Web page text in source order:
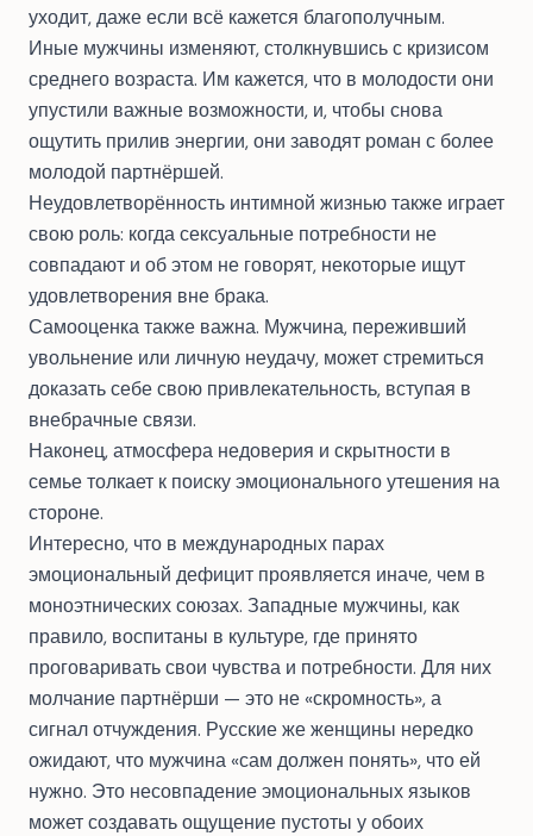
уходит, даже если всё кажется благополучным.
Иные мужчины изменяют, столкнувшись с кризисом
среднего возраста. Им кажется, что в молодости они
упустили важные возможности, и, чтобы снова
ощутить прилив энергии, они заводят роман с более
молодой партнёршей.
Неудовлетворённость интимной жизнью также играет
свою роль: когда сексуальные потребности не
совпадают и об этом не говорят, некоторые ищут
удовлетворения вне брака.
Самооценка также важна. Мужчина, переживший
увольнение или личную неудачу, может стремиться
доказать себе свою привлекательность, вступая в
внебрачные связи.
Наконец, атмосфера недоверия и скрытности в
семье толкает к поиску эмоционального утешения на
стороне.
Интересно, что в международных парах
эмоциональный дефицит проявляется иначе, чем в
моноэтнических союзах. Западные мужчины, как
правило, воспитаны в культуре, где принято
проговаривать свои чувства и потребности. Для них
молчание партнёрши — это не «скромность», а
сигнал отчуждения. Русские же женщины нередко
ожидают, что мужчина «сам должен понять», что ей
нужно. Это несовпадение эмоциональных языков
может создавать ощущение пустоты у обоих